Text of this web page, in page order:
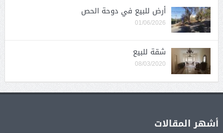
أرض للبيع في دوحة الحص
01/06/2026
شقة للبيع
08/03/2020
أشهر المقالات